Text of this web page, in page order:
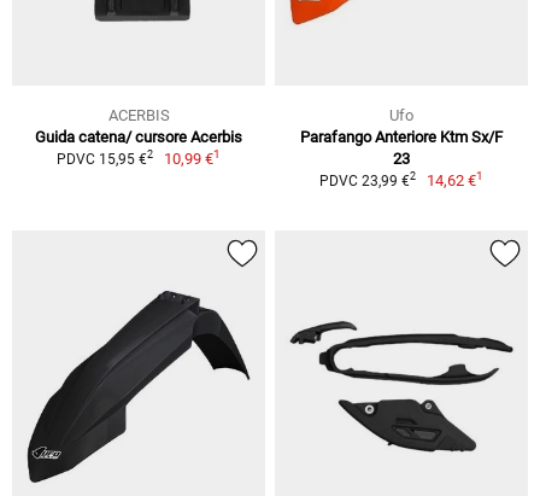
ACERBIS
Guida catena/ cursore Acerbis
PDVC 15,95 €2 10,99 €1
Ufo
Parafango Anteriore Ktm Sx/F
23
PDVC 23,99 €2 14,62 €1